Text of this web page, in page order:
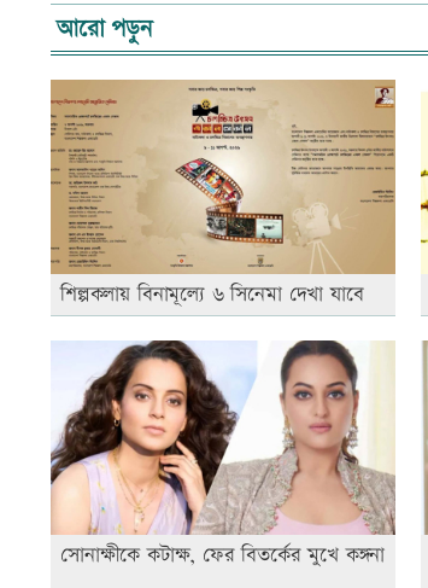
আরো পড়ুন
শিল্পকলায় বিনামূল্যে ৬ সিনেমা দেখা যাবে
সোনাক্ষীকে কটাক্ষ, ফের বিতর্কের মুখে কঙ্গনা